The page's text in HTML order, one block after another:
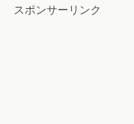
スポンサーリンク